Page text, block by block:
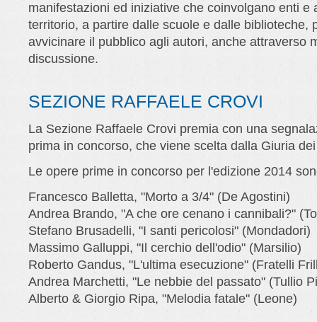
manifestazioni ed iniziative che coinvolgano enti e
territorio, a partire dalle scuole e dalle biblioteche,
avvicinare il pubblico agli autori, anche attraverso
discussione.
SEZIONE RAFFAELE CROVI
La Sezione Raffaele Crovi premia con una
prima in concorso, che viene scelta dalla Giuria
Le opere prime in concorso per l'edizione 2014
Francesco Balletta, "Morto a 3/4" (De Agostini)
Andrea Brando, "A che ore cenano i cannibali?"
Stefano Brusadelli, "I santi pericolosi" (Mondadori)
Massimo Galluppi, "Il cerchio dell'odio" (Marsilio)
Roberto Gandus, "L'ultima esecuzione" (Fratelli
Andrea Marchetti, "Le nebbie del passato" (Tullio
Alberto & Giorgio Ripa, "Melodia fatale" (Leone)